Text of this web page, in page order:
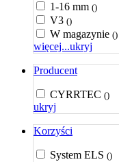
1-16 mm ()
V3 ()
W magazynie ()
więcej...ukryj
Producent
CYRRTEC ()
ukryj
Korzyści
System ELS ()